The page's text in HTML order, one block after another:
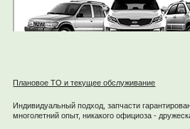
Плановое ТО и текущее обслуживание
Индивидуальный подход, запчасти
многолетний опыт, никакого официоза -